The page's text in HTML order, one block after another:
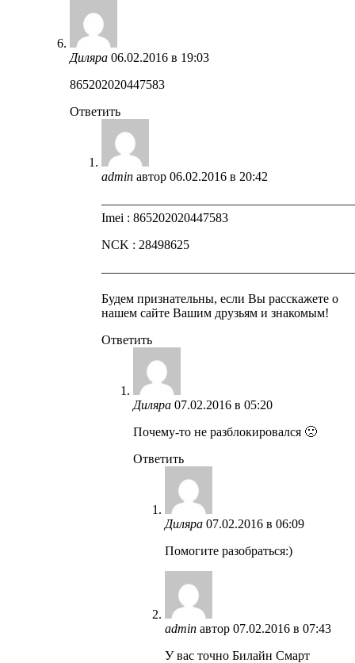
Диляра 06.02.2016 в 19:03
865202020447583
Ответить
admin автор 06.02.2016 в 20:42
Imei : 865202020447583
NCK : 28498625
Будем признательны, если Вы расскажете о
нашем сайте Вашим друзьям и знакомым!
Ответить
Диляра 07.02.2016 в 05:20
Почему-то не разблокировался 🙁
Ответить
Диляра 07.02.2016 в 06:09
Помогите разобраться:)
admin автор 07.02.2016 в 07:43
У вас точно Билайн Смарт